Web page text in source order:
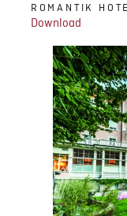
ROMANTIK
Download